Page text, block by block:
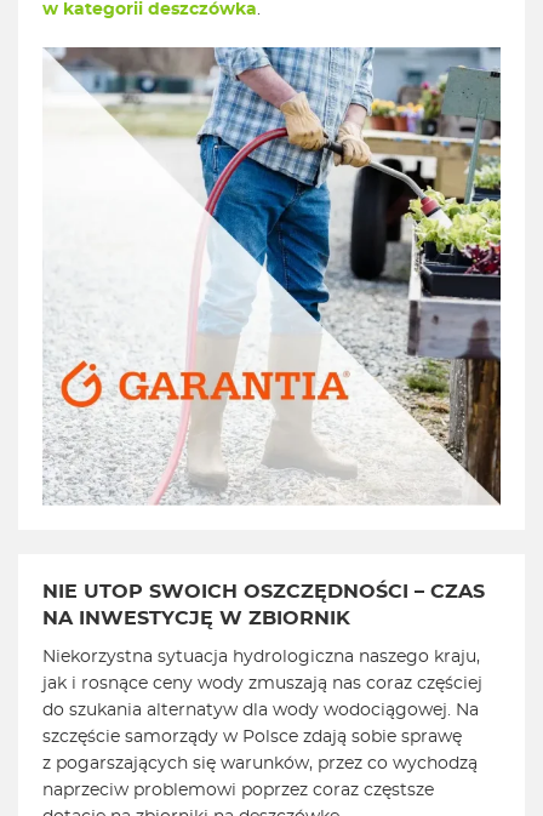
w kategorii deszczówka.
NIE UTOP SWOICH OSZCZĘDNOŚCI – CZAS
NA INWESTYCJĘ W ZBIORNIK
Niekorzystna sytuacja hydrologiczna naszego kraju,
jak i rosnące ceny wody zmuszają nas coraz częściej
do szukania alternatyw dla wody wodociągowej. Na
szczęście samorządy w Polsce zdają sobie sprawę
z pogarszających się warunków, przez co wychodzą
naprzeciw problemowi poprzez coraz częstsze